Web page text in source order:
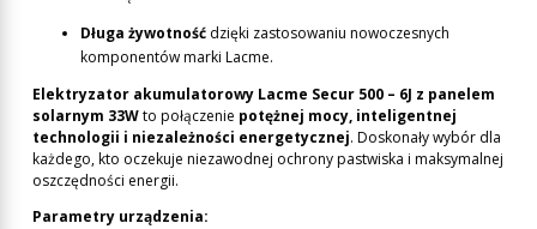
Długa żywotność dzięki zastosowaniu nowoczesnych
komponentów marki Lacme.
Elektryzator akumulatorowy Lacme Secur 500 – 6J z panelem
solarnym 33Wto połączenie potężnej mocy, inteligentnej
technologii i niezależności energetycznej. Doskonały wybór dla
każdego, kto oczekuje niezawodnej ochrony pastwiska i maksymalnej
oszczędności energii.
Parametry urządzenia: